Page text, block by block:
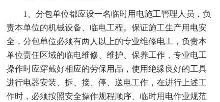
1、分包单位都应设一名临时用电施工管理人员，负
责本单位的机械设备、临电工程。保证施工生产用电安
全，分包单位必须有两人以上的专业维修电工，负责本
单位责任区域的临电维修、维护、保养工作，专业电工
操作时应穿戴好相应的劳保用品，使用绝缘良好的工具
进行电器安装、拆、接、停、送电工作，在进行上述工
作时，必须按照安全操作规程顺序、临时用电作业规范